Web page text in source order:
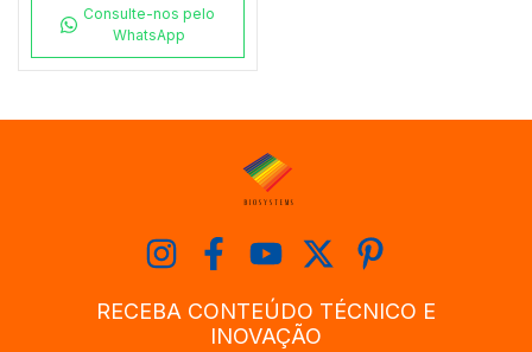
Consulte-nos pelo
WhatsApp
RECEBA CONTEÚDO TÉCNICO E
INOVAÇÃO